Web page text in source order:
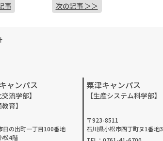
事 次の記事 ＞＞
ャンパス
流学部】
育】
日の出町一丁目100番地
松4階
粟津キャンパス
【生産システム科学部】
〒923-8511
石川県小松市四丁町ヌ1番地3